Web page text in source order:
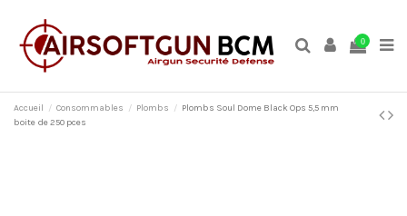
0
Accueil Consommables Plombs
Plombs Soul Dome Black Ops 5,5 mm
boite de 250 pces